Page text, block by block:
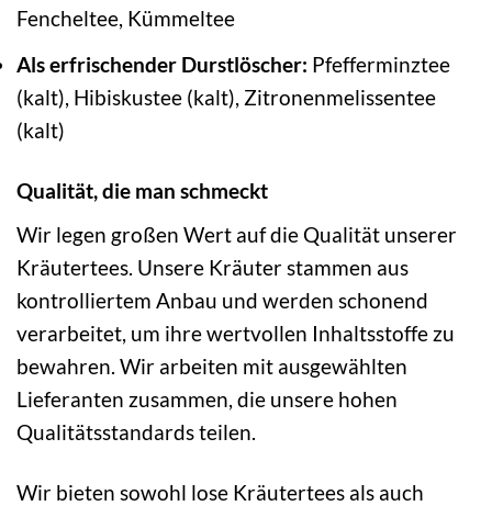
Fencheltee, Kümmeltee
Als erfrischender Durstlöscher: Pfefferminztee
(kalt), Hibiskustee (kalt), Zitronenmelissentee
(kalt)
Qualität, die man schmeckt
Wir legen großen Wert auf die Qualität unserer
Kräutertees. Unsere Kräuter stammen aus
kontrolliertem Anbau und werden schonend
verarbeitet, um ihre wertvollen Inhaltsstoffe zu
bewahren. Wir arbeiten mit ausgewählten
Lieferanten zusammen, die unsere hohen
Qualitätsstandards teilen.
Wir bieten sowohl lose Kräutertees als auch